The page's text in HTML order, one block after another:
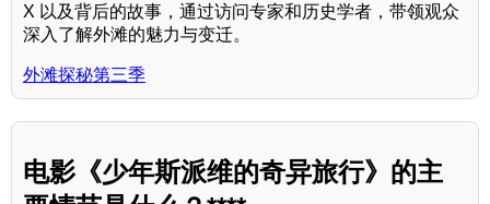
X 以及背后的故事，通过访问专家和历史学者，带领观众
深入了解外滩的魅力与变迁。
外滩探秘第三季
电影《少年斯派维的奇异旅行》的主